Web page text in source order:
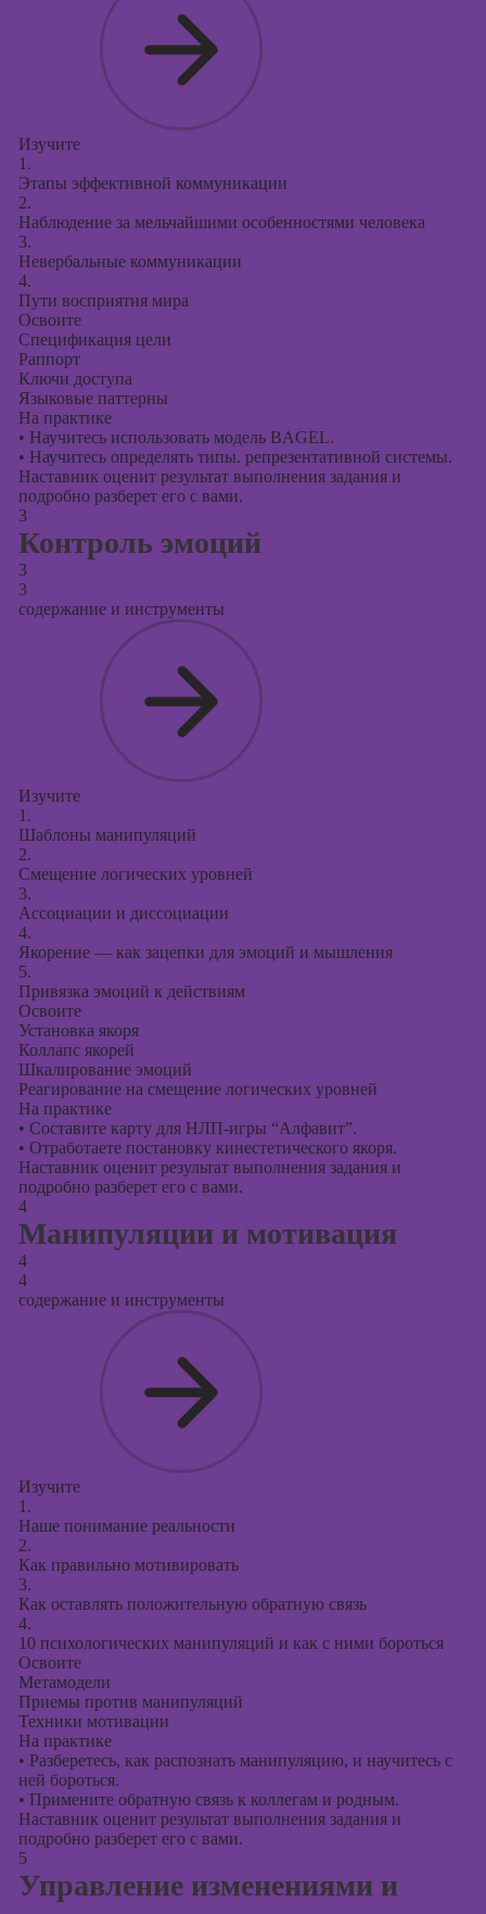
Изучите
1.
Этапы эффективной коммуникации
2.
Наблюдение за мельчайшими особенностями человека
3.
Невербальные коммуникации
4.
Пути восприятия мира
Освоите
Спецификация цели
Раппорт
Ключи доступа
Языковые паттерны
На практике
• Научитесь использовать модель BAGEL.
• Научитесь определять типы. репрезентативной системы.
Наставник оценит результат выполнения задания и
подробно разберет его с вами.
3
Контроль эмоций
3
3
содержание и инструменты
Изучите
1.
Шаблоны манипуляций
2.
Смещение логических уровней
3.
Ассоциации и диссоциации
4.
Якорение — как зацепки для эмоций и мышления
5.
Привязка эмоций к действиям
Освоите
Установка якоря
Коллапс якорей
Шкалирование эмоций
Реагирование на смещение логических уровней
На практике
• Составите карту для НЛП-игры “Алфавит”.
• Отработаете постановку кинестетического якоря.
Наставник оценит результат выполнения задания и
подробно разберет его с вами.
4
Манипуляции и мотивация
4
4
содержание и инструменты
Изучите
1.
Наше понимание реальности
2.
Как правильно мотивировать
3.
Как оставлять положительную обратную связь
4.
10 психологических манипуляций и как с ними бороться
Освоите
Метамодели
Приемы против манипуляций
Техники мотивации
На практике
• Разберетесь, как распознать манипуляцию, и научитесь с
ней бороться.
• Примените обратную связь к коллегам и родным.
Наставник оценит результат выполнения задания и
подробно разберет его с вами.
5
Управление изменениями и